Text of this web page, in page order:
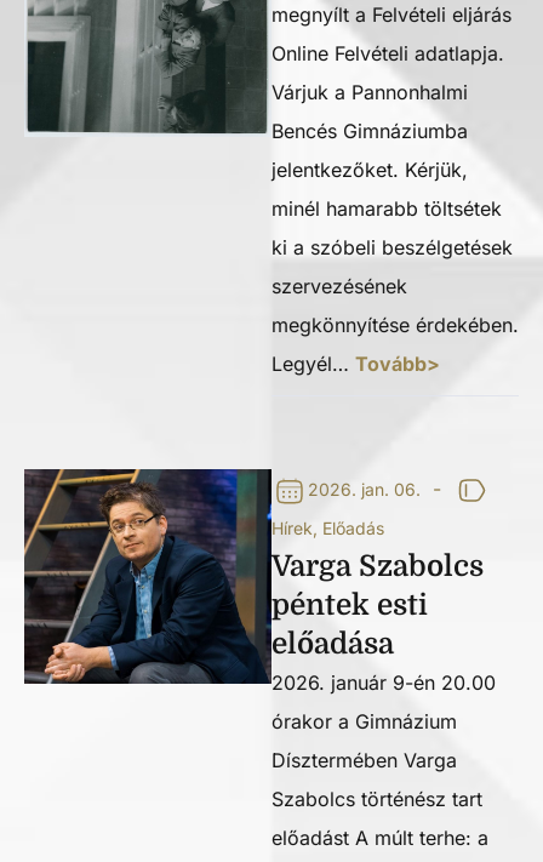
megnyílt a Felvételi eljárás
Online Felvételi adatlapja.
Várjuk a Pannonhalmi
Bencés Gimnáziumba
jelentkezőket. Kérjük,
minél hamarabb töltsétek
ki a szóbeli beszélgetések
szervezésének
megkönnyítése érdekében.
Legyél… Tovább>
2026. jan. 06. -
Hírek, Előadás
Varga Szabolcs
péntek esti
előadása
2026. január 9-én 20.00
órakor a Gimnázium
Dísztermében Varga
Szabolcs történész tart
előadást A múlt terhe: a